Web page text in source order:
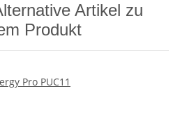
Artikel zu
Produkt